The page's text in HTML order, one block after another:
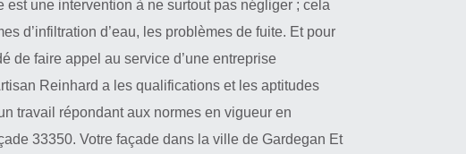
est une intervention à ne surtout pas négliger ; cela
d’infiltration d’eau, les problèmes de fuite. Et pour
de faire appel au service d’une entreprise
Reinhard a les qualifications et les aptitudes
travail répondant aux normes en vigueur en
33350. Votre façade dans la ville de Gardegan Et